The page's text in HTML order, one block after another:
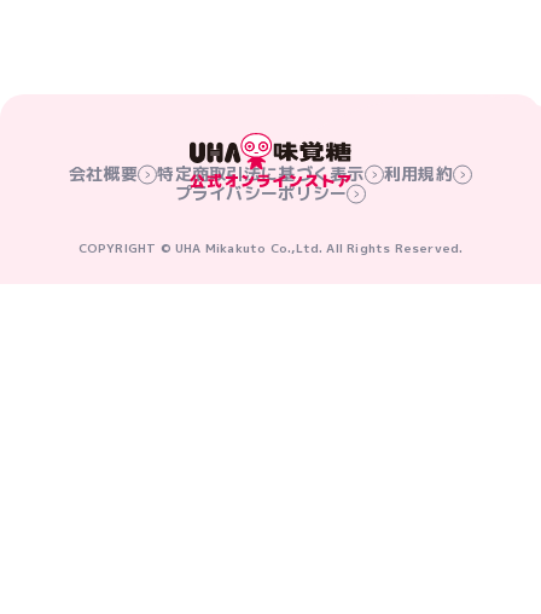
会社概要 特定商取引法に基づく表示
利用規約
プライバシーポリシー
COPYRIGHT © UHA Mikakuto Co.,Ltd. All Rights Reserved.